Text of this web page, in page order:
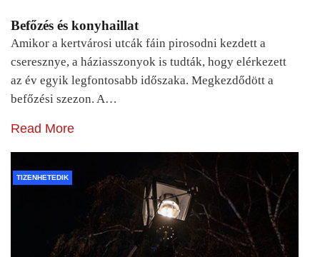
Befőzés és konyhaillat
Amikor a kertvárosi utcák fáin pirosodni kezdett a
cseresznye, a háziasszonyok is tudták, hogy elérkezett
az év egyik legfontosabb időszaka. Megkezdődött a
befőzési szezon. A…
Read More
TIZENHETEDIK